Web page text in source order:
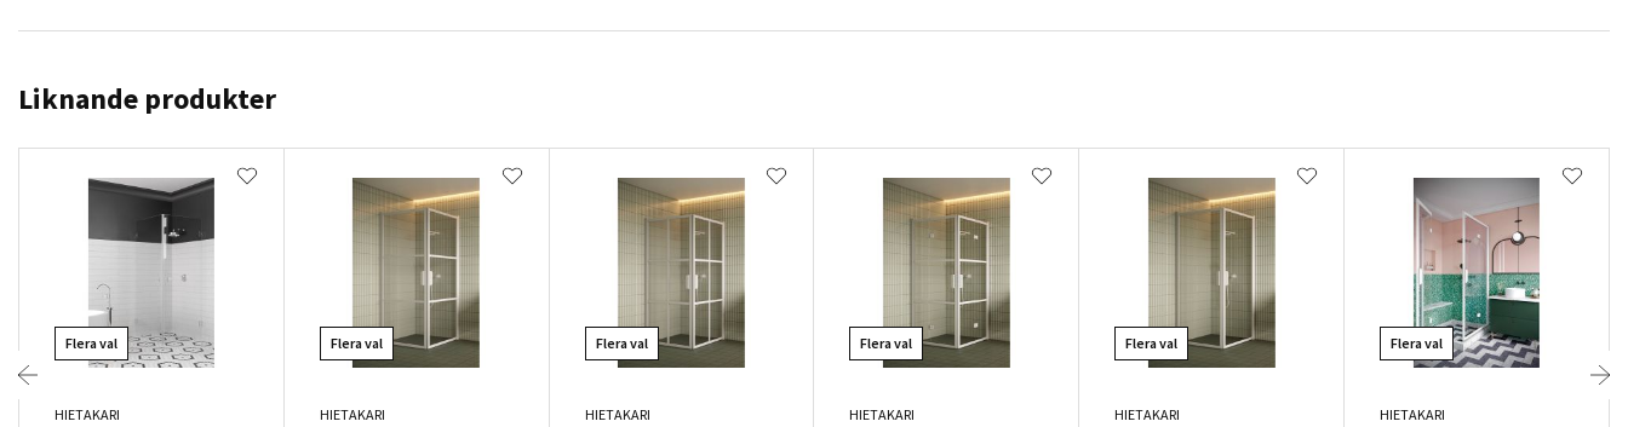
Liknande produkter
Flera val
HIETAKARI
Flera val
HIETAKARI
Flera val
HIETAKARI
Flera val
HIETAKARI
Flera val
HIETAKARI
Flera val
HIETAKARI